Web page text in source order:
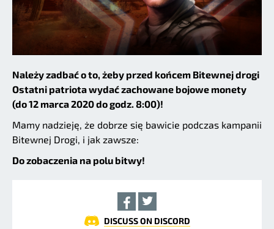
Należy zadbać o to, żeby przed końcem Bitewnej drogi
Ostatni patriota wydać zachowane bojowe monety
(do 12 marca 2020 do godz. 8:00)!
Mamy nadzieję, że dobrze się bawicie podczas kampanii
Bitewnej Drogi, i jak zawsze:
Do zobaczenia na polu bitwy!
DISCUSS ON DISCORD